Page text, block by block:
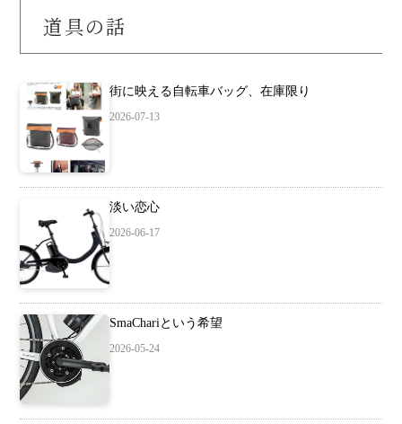
道具の話
街に映える自転車バッグ、在庫限り
2026-07-13
淡い恋心
2026-06-17
SmaChariという希望
2026-05-24